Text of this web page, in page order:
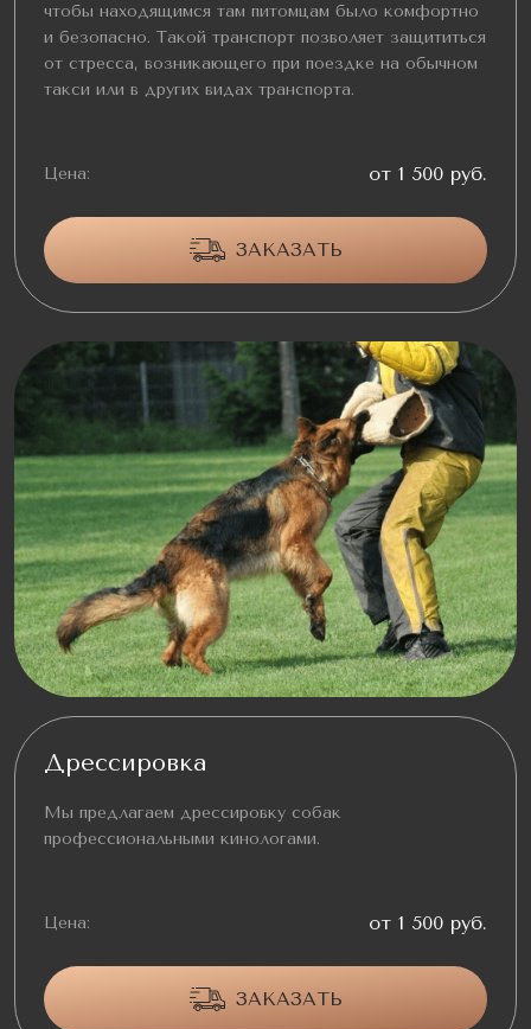
чтобы находящимся там питомцам было комфортно
и безопасно. Такой транспорт позволяет защититься
от стресса, возникающего при поездке на обычном
такси или в других видах транспорта.
Цена: от 1 500 руб.
ЗАКАЗАТЬ
Дрессировка
Мы предлагаем дрессировку собак
профессиональными кинологами.
Цена: от 1 500 руб.
ЗАКАЗАТЬ